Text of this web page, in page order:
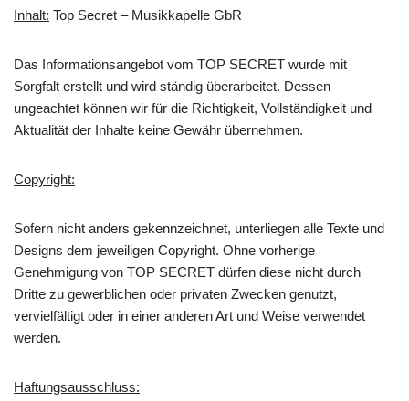
Inhalt: Top Secret – Musikkapelle GbR
Das Informationsangebot vom TOP SECRET wurde mit
Sorgfalt erstellt und wird ständig überarbeitet. Dessen
ungeachtet können wir für die Richtigkeit, Vollständigkeit und
Aktualität der Inhalte keine Gewähr übernehmen.
Copyright:
Sofern nicht anders gekennzeichnet, unterliegen alle Texte und
Designs dem jeweiligen Copyright. Ohne vorherige
Genehmigung von TOP SECRET dürfen diese nicht durch
Dritte zu gewerblichen oder privaten Zwecken genutzt,
vervielfältigt oder in einer anderen Art und Weise verwendet
werden.
Haftungsausschluss: